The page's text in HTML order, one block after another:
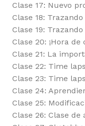
Clase 17: Nuevo
Clase 18:
Clase 19:
Clase 20: ¡Hora
Clase 21: La
Clase 22: Time
Clase 23: Time
Clase 24:
Clase 25:
Clase 26: Clase de